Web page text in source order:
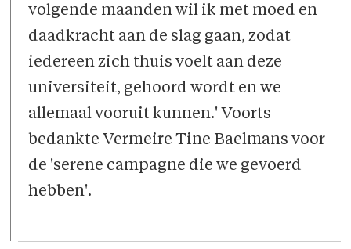
volgende maanden wil ik met moed en
daadkracht aan de slag gaan, zodat
iedereen zich thuis voelt aan deze
universiteit, gehoord wordt en we
allemaal vooruit kunnen.' Voorts
bedankte Vermeire Tine Baelmans voor
de 'serene campagne die we gevoerd
hebben'.